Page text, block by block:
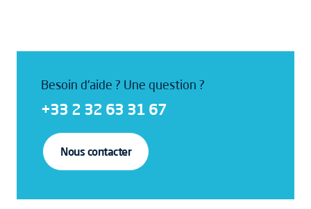
Besoin d'aide ? Une question ?
+33 2 32 63 31 67
Nous contacter